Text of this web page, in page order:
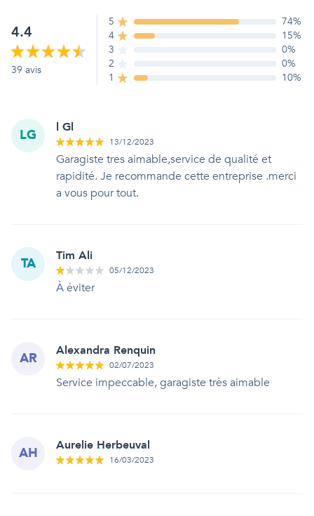
4.4
39 avis
5 74%
4
15%
3
0%
2
0%
1
10%
LG l Gl
13/12/2023
Garagiste tres aimable,service de qualité et
rapidité. Je recommande cette entreprise .merci
a vous pour tout.
TA Tim Ali
05/12/2023
À éviter
AR Alexandra Renquin
02/07/2023
Service impeccable, garagiste très aimable
AH Aurelie Herbeuval
16/03/2023